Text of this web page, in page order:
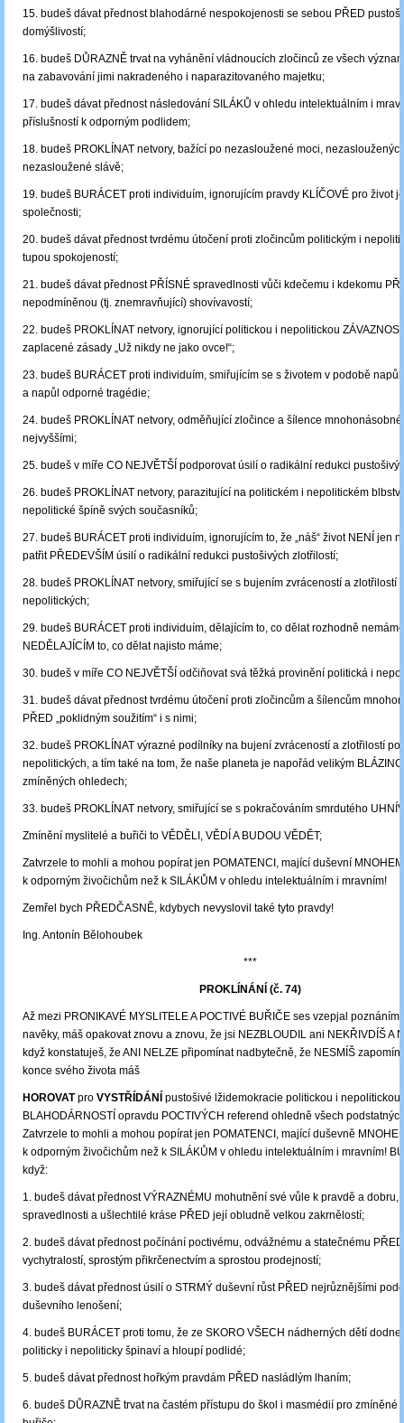
15. budeš dávat přednost blahodárné nespokojenosti se sebou PŘED
domýšlivostí;
16. budeš DŮRAZNĚ trvat na vyhánění vládnoucích zločinců ze všech
na zabavování jimi nakradeného i naparazitovaného majetku;
17. budeš dávat přednost následování SILÁKŮ v ohledu intelektuálním i
příslušností k odporným podlidem;
18. budeš PROKLÍNAT netvory, bažící po nezasloužené moci,
nezasloužené slávě;
19. budeš BURÁCET proti individuím, ignorujícím pravdy KLÍČOVÉ pro život
společnosti;
20. budeš dávat přednost tvrdému útočení proti zločincům politickým i
tupou spokojeností;
21. budeš dávat přednost PŘÍSNÉ spravedlnosti vůči kdečemu i kdekomu
nepodmíněnou (tj. znemravňující) shovívavostí;
22. budeš PROKLÍNAT netvory, ignorující politickou i nepolitickou
zaplacené zásady „Už nikdy ne jako ovce!“;
23. budeš BURÁCET proti individuím, smiřujícím se s životem v podobě
a napůl odporné tragédie;
24. budeš PROKLÍNAT netvory, odměňující zločince a šílence
nejvyššími;
25. budeš v míře CO NEJVĚTŠÍ podporovat úsilí o radikální redukci
26. budeš PROKLÍNAT netvory, parazitující na politickém i nepolitickém
nepolitické špíně svých současníků;
27. budeš BURÁCET proti individuím, ignorujícím to, že „náš“ život NENÍ jen
patřit PŘEDEVŠÍM úsilí o radikální redukci pustošivých zlotřilostí;
28. budeš PROKLÍNAT netvory, smiřující se s bujením zvráceností a zlotřilostí
nepolitických;
29. budeš BURÁCET proti individuím, dělajícím to, co dělat rozhodně
NEDĚLAJÍCÍM to, co dělat najisto máme;
30. budeš v míře CO NEJVĚTŠÍ odčiňovat svá těžká provinění politická i
31. budeš dávat přednost tvrdému útočení proti zločincům a šílencům
PŘED „poklidným soužitím“ i s nimi;
32. budeš PROKLÍNAT výrazné podílníky na bujení zvráceností a zlotřilostí
nepolitických, a tím také na tom, že naše planeta je napořád velikým
zmíněných ohledech;
33. budeš PROKLÍNAT netvory, smiřující se s pokračováním smrdutého
Zmínění myslitelé a buřiči to VĚDĚLI, VĚDÍ A BUDOU VĚDĚT;
Zatvrzele to mohli a mohou popírat jen POMATENCI, mající duševní
k odporným živočichům než k SILÁKŮM v ohledu intelektuálním i mravním!
Zemřel bych PŘEDČASNĚ, kdybych nevyslovil také tyto pravdy!
Ing. Antonín Bělohoubek
***
PROKLÍNÁNÍ (č. 74)
Až mezi PRONIKAVÉ MYSLITELE A POCTIVÉ BUŘIČE ses vzepjal poznáním,
navěky, máš opakovat znovu a znovu, že jsi NEZBLOUDIL ani NEKŘIVDÍŠ A
když konstatuješ, že ANI NELZE připomínat nadbytečně, že NESMÍŠ
konce svého života máš
HOROVATpro VYSTŘÍDÁNÍ pustošivé lžidemokracie politickou i nepolitickou
BLAHODÁRNOSTÍ opravdu POCTIVÝCH referend ohledně všech
Zatvrzele to mohli a mohou popírat jen POMATENCI, mající duševně
k odporným živočichům než k SILÁKŮM v ohledu intelektuálním i mravním!
když:
1. budeš dávat přednost VÝRAZNÉMU mohutnění své vůle k pravdě a dobru,
spravedlnosti a ušlechtilé kráse PŘED její obludně velkou zakrnělostí;
2. budeš dávat přednost počínání poctivému, odvážnému a statečnému
vychytralostí, sprostým přikrčenectvím a sprostou prodejností;
3. budeš dávat přednost úsilí o STRMÝ duševní růst PŘED nejrůznějšími
duševního lenošení;
4. budeš BURÁCET proti tomu, že ze SKORO VŠECH nádherných dětí
politicky i nepoliticky špinaví a hloupí podlidé;
5. budeš dávat přednost hořkým pravdám PŘED nasládlým lhaním;
6. budeš DŮRAZNĚ trvat na častém přístupu do škol i masmédií pro zmíněné